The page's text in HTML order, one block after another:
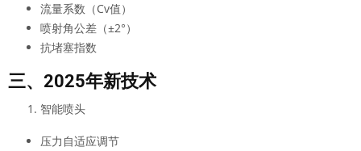
流量系数（Cv值）
喷射角公差（±2°）
抗堵塞指数
三、2025年新技术
智能喷头
压力自适应调节